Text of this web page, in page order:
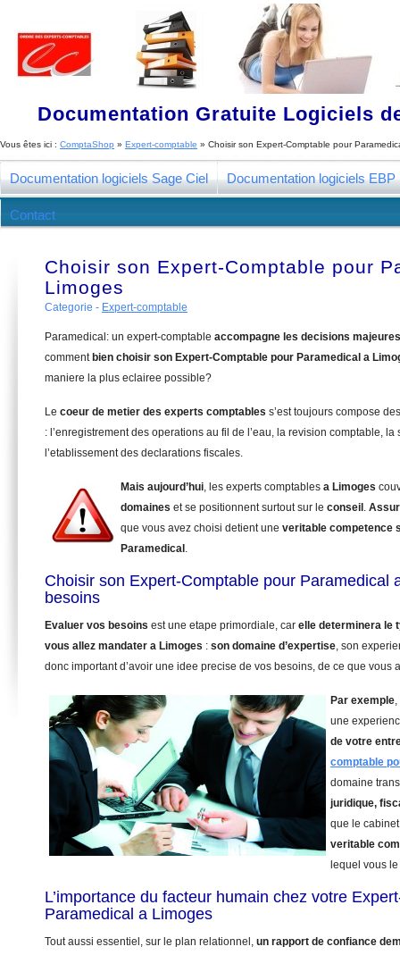
Documentation Gratuite Logiciels
Vous êtes ici : ComptaShop » Expert-comptable » Choisir son Expert-Comptable pour
Documentation logiciels Sage Ciel Documentation logiciels EBP
Contact
Choisir son Expert-Comptable pour
Limoges
Categorie - Expert-comptable
Paramedical: un expert-comptable accompagne les decisions majeures
comment bien choisir son Expert-Comptable pour Paramedical a
maniere la plus eclairee possible?
Le coeur de metier des experts comptables s’est toujours compose
: l’enregistrement des operations au fil de l’eau, la revision comptable, la
l’etablissement des declarations fiscales.
Mais aujourd’hui, les experts comptables a Limoges
domaines et se positionnent surtout sur le conseil .
que vous avez choisi detient une veritable competence
Paramedical .
Choisir son Expert-Comptable pour Paramedical
besoins
Evaluer vos besoins est une etape primordiale, car elle determinera le
vous allez mandater a Limoges : son domaine d’expertise, son
donc important d’avoir une idee precise de vos besoins, de ce que vous
Par exemple
une
de votre
comptable
domaine
juridique,
que le
veritable
lequel vous
L’importance du facteur humain chez votre
Paramedical a Limoges
Tout aussi essentiel, sur le plan relationnel, un rapport de confiance